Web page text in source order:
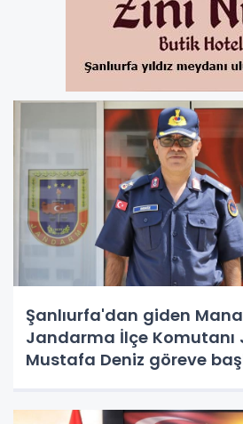
Şanlıurfa'dan giden
Jandarma İlçe Komutanı
Mustafa Deniz göreve